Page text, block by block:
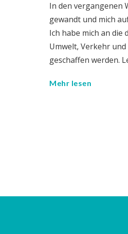
In den vergangenen
gewandt und mich
Ich habe mich an
Umwelt, Verkehr
geschaffen werden.
Mehr lesen